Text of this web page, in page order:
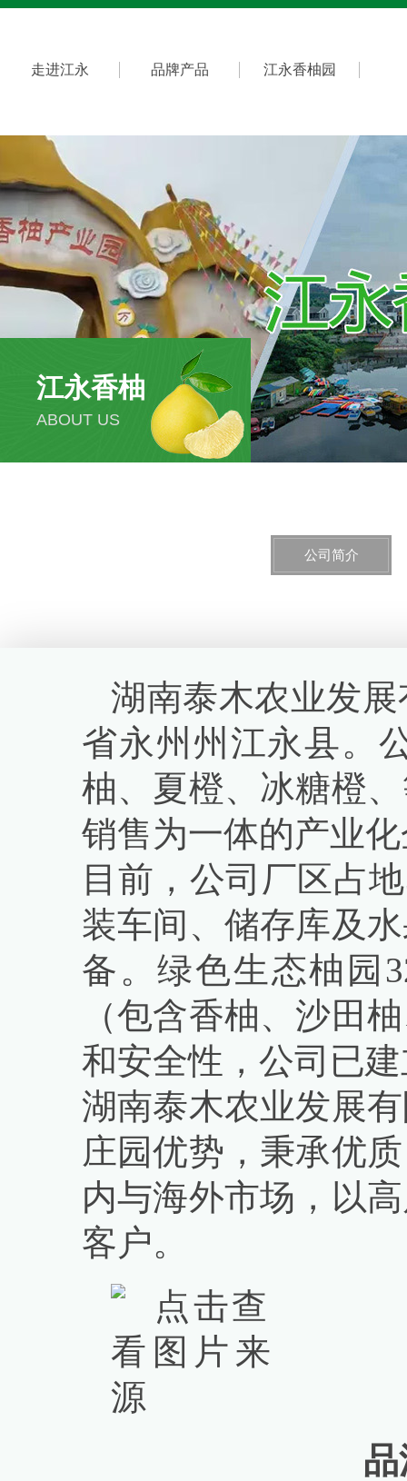
走进江永 品牌产品 江永香柚园
江永香柚
ABOUT US
公司简介
湖南泰木农业发
省永州州江永县。
柚、夏橙、冰糖橙
销售为一体的产业
目前，公司厂区占
装车间、储存库及
备。绿色生态柚园
（包含香柚、沙田
和安全性，公司已
湖南泰木农业发展
庄园优势，秉承优
内与海外市场，以
客户。